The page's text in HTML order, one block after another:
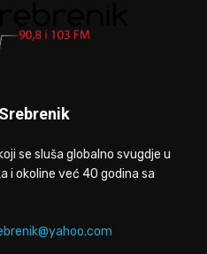
se sluša globalno svugdje u
i okoline već 40 godina sa